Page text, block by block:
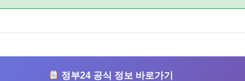
정부24 공식 정보 바로가기